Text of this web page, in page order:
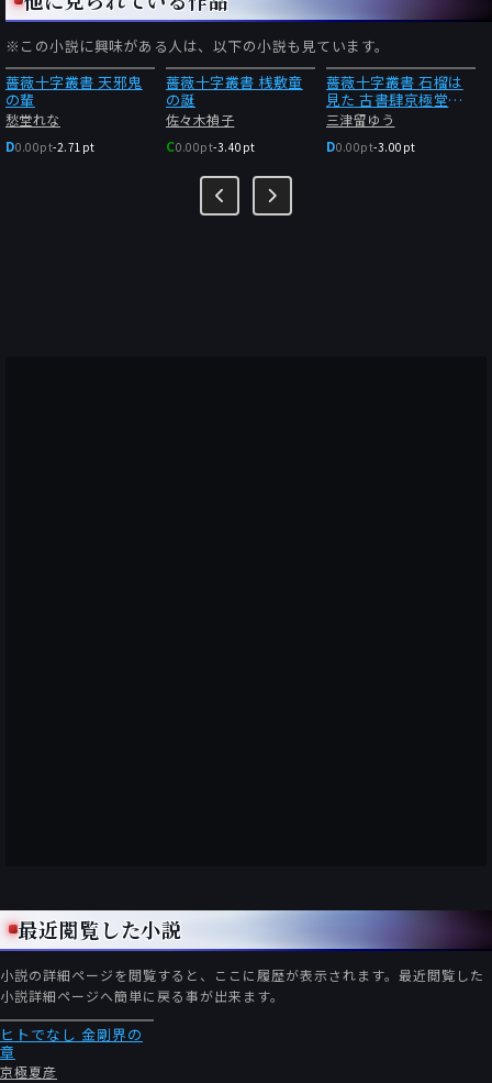
※この小説に興味がある人は、以下の小説も見ています。
薔薇十字叢書 天邪鬼
の輩
愁堂れな
D0.00pt-2.71pt
薔薇十字叢書 桟敷童
の誕
佐々木禎子
C0.00pt-3.40pt
薔薇十字叢書 石榴は
見た 古書肆京極堂内
聞
三津留ゆう
D0.00pt-3.00pt
最近閲覧した小説
小説の詳細ページを閲覧すると、ここに履歴が表示されます。最近閲覧した
小説詳細ページへ簡単に戻る事が出来ます。
ヒトでなし 金剛界の
章
京極夏彦